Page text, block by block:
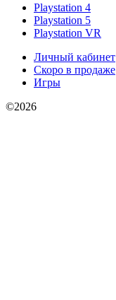
Playstation 4
Playstation 5
Playstation VR
Личный кабинет
Скоро в продаже
Игры
©2026